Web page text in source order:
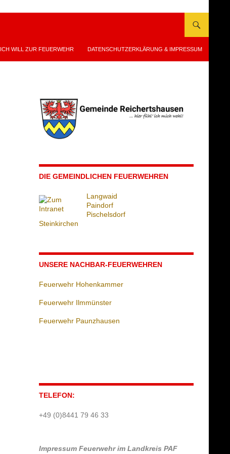
ICH WILL ZUR FEUERWEHR DATENSCHUTZERKLÄRUNG & IMPRESSUM
DIE GEMEINDLICHEN FEUERWEHREN
Langwaid
Paindorf
Pischelsdorf
Steinkirchen
UNSERE NACHBAR-FEUERWEHREN
Feuerwehr Hohenkammer
Feuerwehr Ilmmünster
Feuerwehr Paunzhausen
TELEFON:
+49 (0)8441 79 46 33
Impressum Feuerwehr im Landkreis PAF